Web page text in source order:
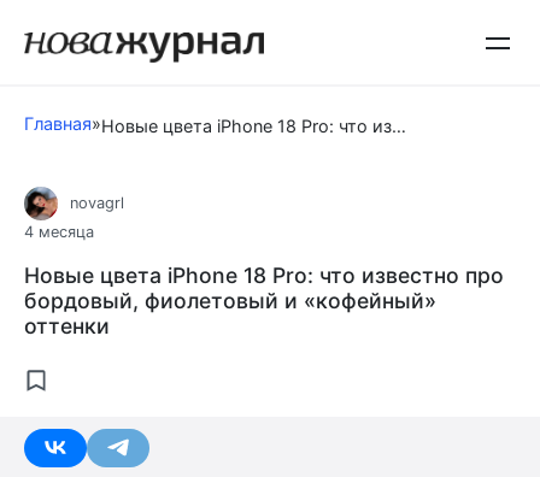
Главная» Новые цвета iPhone 18 Pro: что известно про бордовый, фиолетовый и «кофейный» оттенки
novagrl
4 месяца
Новые цвета iPhone 18 Pro: что известно про
бордовый, фиолетовый и «кофейный»
оттенки